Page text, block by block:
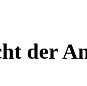
der